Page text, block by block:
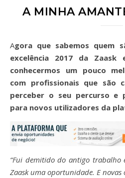
A MINHA
Agora que sabemos quem são os profissionais de
excelência 2017 da
conhecermos um pouco
com profissionais que são
perceber o seu percurso e
para novos utilizadores da
“Fui demitido do antigo trabalho
Zaask uma oportunidade. E